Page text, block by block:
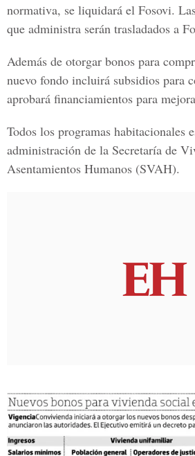
normativa, se liquidará el Fosovi.
que administra serán trasladados a
Además de otorgar bonos para
nuevo fondo incluirá subsidios para
aprobará financiamientos para
Todos los programas habitacionales
administración de la Secretaría de
Asentamientos Humanos (SVAH).